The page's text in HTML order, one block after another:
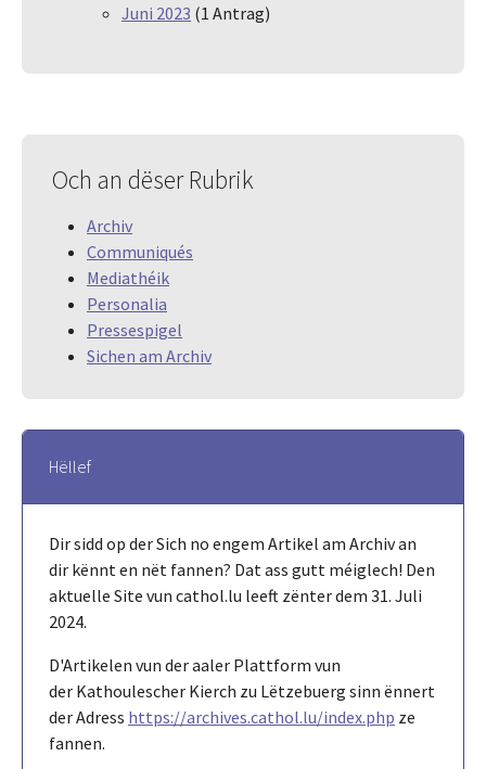
Juni 2023 (1 Antrag)
Och an dëser Rubrik
Archiv
Communiqués
Mediathéik
Personalia
Pressespigel
Sichen am Archiv
Hëllef
Dir sidd op der Sich no engem Artikel am Archiv an
dir kënnt en nët fannen? Dat ass gutt méiglech! Den
aktuelle Site vun cathol.lu leeft zënter dem 31. Juli
2024.
D'Artikelen vun der aaler Plattform vun
der Kathoulescher Kierch zu Lëtzebuerg sinn ënnert
der Adress https://archives.cathol.lu/index.php ze
fannen.